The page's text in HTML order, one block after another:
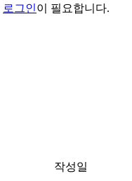
로그인이 필요합니다.
작성일